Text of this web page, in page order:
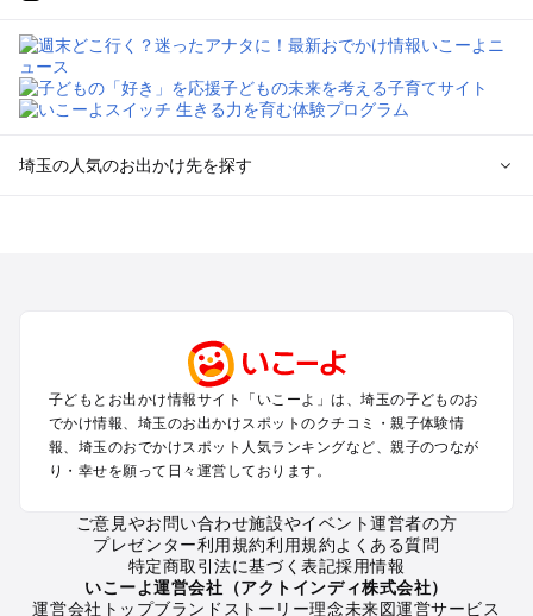
埼玉の人気のお出かけ先を探す
秩父・長瀞のプールお出かけ
川口・戸田・和光・朝霞のプールお出かけ
飯能・坂戸・東松山・日高のプールお出かけ
久喜・行田・加須・羽生のプールお出かけ
熊谷・太田・足利・古河のプールお出かけ
埼玉の定番お出かけスポット
埼玉の遊園地
埼玉の動物園
子どもとお出かけ情報サイト「いこーよ」は、埼玉の子どものお
でかけ情報、埼玉のお出かけスポットのクチコミ・親子体験情
報、埼玉のおでかけスポット人気ランキングなど、親子のつなが
り・幸せを願って日々運営しております。
ご意見やお問い合わせ施設やイベント運営者の方
プレゼンター利用規約利用規約よくある質問
特定商取引法に基づく表記採用情報
いこーよ運営会社（アクトインディ株式会社）
運営会社トップブランドストーリー理念未来図運営サービス